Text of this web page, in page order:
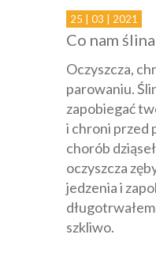
25 | 03 | 2021
Co nam
Oczyszcza,
parowaniu.
zapobiegać
i chroni przed
chorób
oczyszcza
jedzenia i
szkliwo.